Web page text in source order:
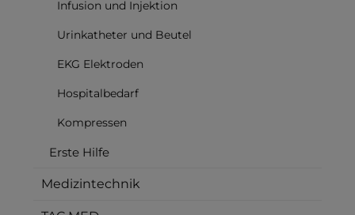
Infusion und Injektion
Urinkatheter und Beutel
EKG Elektroden
Hospitalbedarf
Kompressen
Erste Hilfe
Medizintechnik